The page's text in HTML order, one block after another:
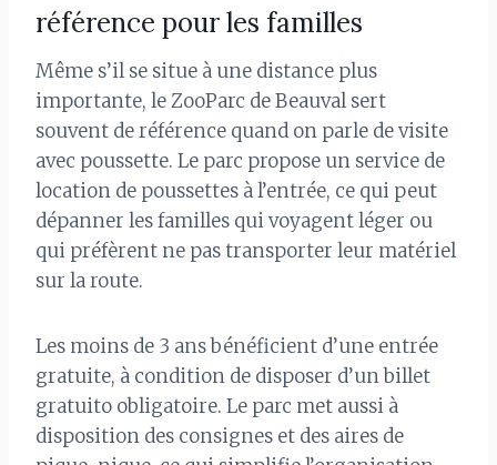
référence pour les familles
Même s’il se situe à une distance plus
importante, le ZooParc de Beauval sert
souvent de référence quand on parle de visite
avec poussette. Le parc propose un service de
location de poussettes à l’entrée, ce qui peut
dépanner les familles qui voyagent léger ou
qui préfèrent ne pas transporter leur matériel
sur la route.
Les moins de 3 ans bénéficient d’une entrée
gratuite, à condition de disposer d’un billet
gratuito obligatoire. Le parc met aussi à
disposition des consignes et des aires de